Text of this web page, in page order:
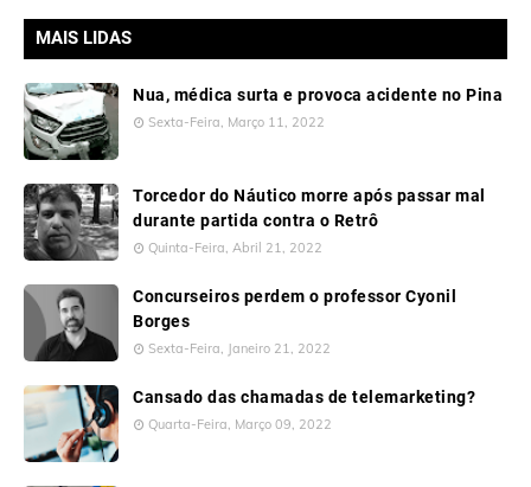
MAIS LIDAS
Nua, médica surta e provoca acidente no Pina
Sexta-Feira, Março 11, 2022
Torcedor do Náutico morre após passar mal
durante partida contra o Retrô
Quinta-Feira, Abril 21, 2022
Concurseiros perdem o professor Cyonil
Borges
Sexta-Feira, Janeiro 21, 2022
Cansado das chamadas de telemarketing?
Quarta-Feira, Março 09, 2022